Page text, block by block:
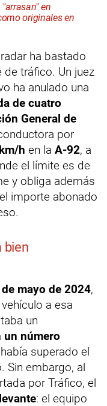
en
originales en
ha bastado
de tráfico. Un juez
ha anulado una
de cuatro
General de
por
h en la A-92, a
el límite es de
y obliga además
importe abonado
bien
mayo de 2024,
a esa
un
un número
superado el
Sin embargo, al
por Tráfico, el
: el equipo